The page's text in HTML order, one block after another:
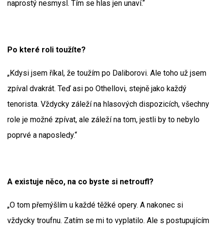
naprostý nesmysl. Tím se hlas jen unaví.“
Po které roli toužíte?
„Kdysi jsem říkal, že toužím po Daliborovi. Ale toho už jsem
zpíval dvakrát. Teď asi po Othellovi, stejně jako každý
tenorista. Vždycky záleží na hlasových dispozicích, všechny
role je možné zpívat, ale záleží na tom, jestli by to nebylo
poprvé a naposledy.“
A existuje něco, na co byste si netroufl?
„O tom přemýšlím u každé těžké opery. A nakonec si
vždycky troufnu. Zatím se mi to vyplatilo. Ale s postupujícím